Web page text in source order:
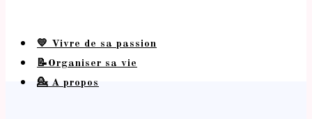
💛 Vivre de sa passion
📝Organiser sa vie
💁 A propos